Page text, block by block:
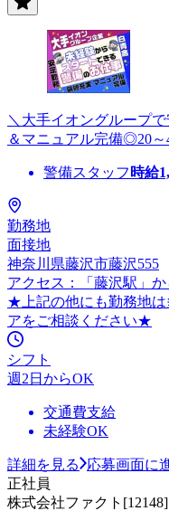
＼大手イオングループ
＆マニュアル完備◎20～
警備スタッフ 時給
勤務地
面接地
神奈川県藤沢市藤沢555
アクセス：「藤沢駅」
★上記の他にも勤務地は
アをご相談ください★
シフト
週2日からOK
交通費支給
未経験OK
詳細を見る
応募画面に
正社員
株式会社ファクト[12148]